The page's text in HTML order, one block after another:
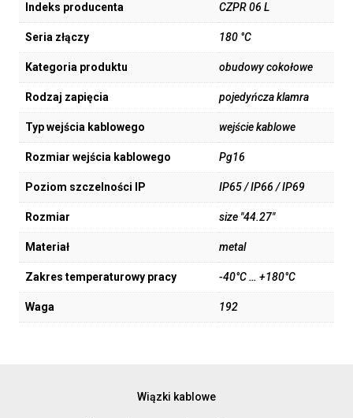
Indeks producenta CZPR 06 L
Seria złączy 180 °C
Kategoria produktu obudowy cokołowe
Rodzaj zapięcia pojedyńcza klamra
Typ wejścia kablowego wejście kablowe
Rozmiar wejścia kablowego Pg16
Poziom szczelności IP IP65 / IP66 / IP69
Rozmiar size "44.27"
Materiał metal
Zakres temperaturowy pracy -40°C … +180°C
Waga 192
Wiązki kablowe